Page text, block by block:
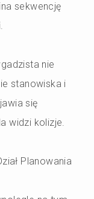
sekwencję
nie
stanowiska i
się
widzi kolizje.
Planowania